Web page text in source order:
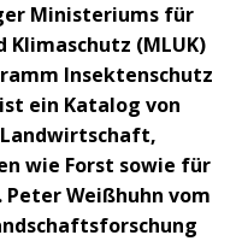
Ministeriums für
(MLUK)
Insektenschutz
ein Katalog von
wie Forst sowie für
Peter Weißhuhn vom